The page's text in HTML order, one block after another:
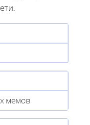
мемов